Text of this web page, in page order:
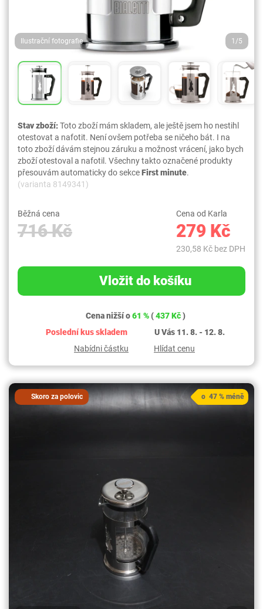
Ilustrační fotografie 1/5
Stav zboží:Toto zboží mám skladem, ale ještě jsem ho nestihl
otestovat a nafotit. Není ovšem potřeba se ničeho bát. I na
toto zboží dávám stejnou záruku a možnost vrácení, jako bych
zboží otestoval a nafotil. Všechny takto označené produkty
přesouvám automaticky do sekceFirst minute.
(varianta 8149341)
Běžná cena
716 Kč
Cena od Karla
279 Kč
230,58 Kč bez DPH
Vložit do košíku
Cena nižší o61 %(437 Kč)
Poslední kus skladem
U Vás 11. 8. - 12. 8.
Nabídni částku
Hlídat cenu
Skoro za polovic o 47 % méně